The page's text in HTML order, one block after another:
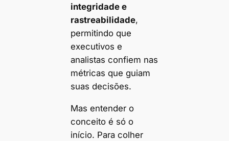
integridade e
rastreabilidade,
permitindo que
executivos e
analistas confiem nas
métricas que guiam
suas decisões.
Mas entender o
conceito é só o
início. Para colher